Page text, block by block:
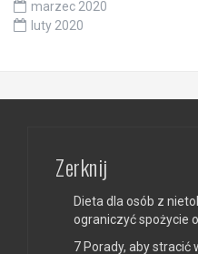
marzec 2020
luty 2020
Zerknij
Dieta dla osób z
ograniczyć spożycie
7 Porady, aby stracić